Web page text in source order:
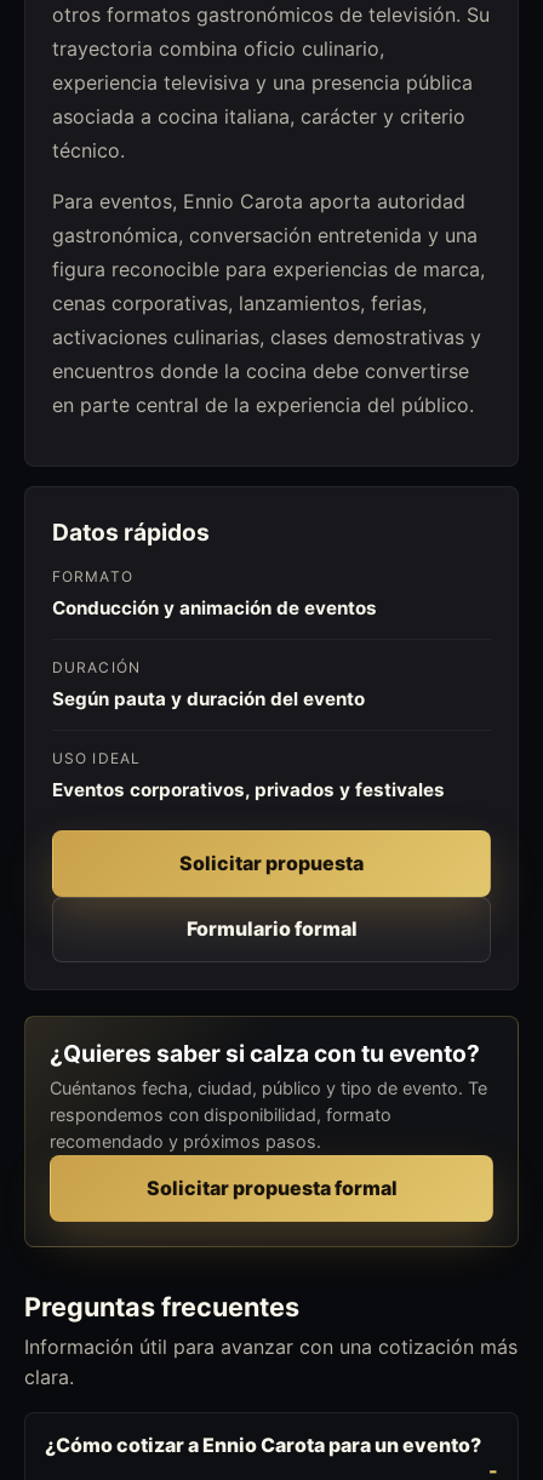
otros formatos gastronómicos de televisión. Su
trayectoria combina oficio culinario,
experiencia televisiva y una presencia pública
asociada a cocina italiana, carácter y criterio
técnico.
Para eventos, Ennio Carota aporta autoridad
gastronómica, conversación entretenida y una
figura reconocible para experiencias de marca,
cenas corporativas, lanzamientos, ferias,
activaciones culinarias, clases demostrativas y
encuentros donde la cocina debe convertirse
en parte central de la experiencia del público.
Datos rápidos
FORMATO
Conducción y animación de eventos
DURACIÓN
Según pauta y duración del evento
USO IDEAL
Eventos corporativos, privados y festivales
Solicitar propuesta
Formulario formal
¿Quieres saber si calza con tu evento?
Cuéntanos fecha, ciudad, público y tipo de evento. Te
respondemos con disponibilidad, formato
recomendado y próximos pasos.
Solicitar propuesta formal
Preguntas frecuentes
Información útil para avanzar con una cotización más
clara.
¿Cómo cotizar a Ennio Carota para un evento?